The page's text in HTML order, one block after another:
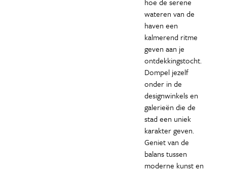
wateren van de
haven een
kalmerend ritme
geven aan je
ontdekkingstocht.
Dompel jezelf
onder in de
designwinkels en
galerieën die de
stad een uniek
karakter geven.
Geniet van de
balans tussen
moderne kunst en